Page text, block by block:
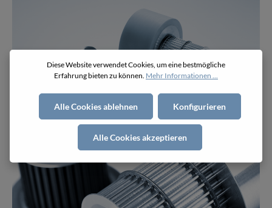
Stummelrollen
Diese Website verwendet Cookies, um eine bestmögliche
Erfahrung bieten zu können. Mehr Informationen ...
Alle Cookies ablehnen Konfigurieren
Alle Cookies akzeptieren